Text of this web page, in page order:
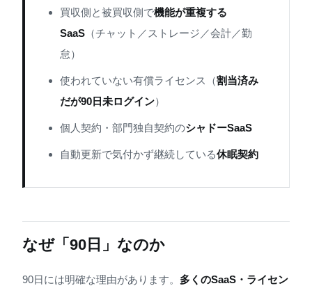
買収側と被買収側で機能が重複する
SaaS （チャット／ストレージ／会計／勤
怠）
使われていない有償ライセンス（割当済み
だが90日未ログイン）
個人契約・部門独自契約のシャドーSaaS
自動更新で気付かず継続している休眠契約
なぜ「90日」なのか
90日には明確な理由があります。 多くのSaaS・ライセン